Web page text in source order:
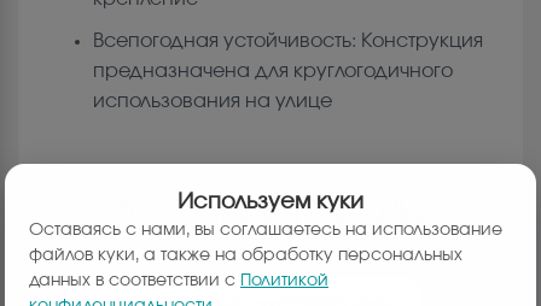
Всепогодная устойчивость: Конструкция
предназначена для круглогодичного
использования на улице
ПОХОЖИЕ ТОВАРЫ:
Используем куки
Оставаясь с нами, вы соглашаетесь на использование
файлов куки, а также на обработку персональных
данных в соответствии с
Политикой